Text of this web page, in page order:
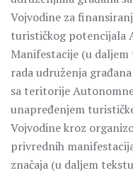
Vojvodine za
turističkog potencijala
Manifestacije (u
rada udruženja
sa teritorije
unapređenjem
Vojvodine kroz
privrednih
značaja (u daljem